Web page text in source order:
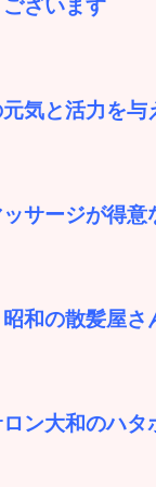
気と活力を与
サージが得意
和の散髪屋さ
ン大和のハタ